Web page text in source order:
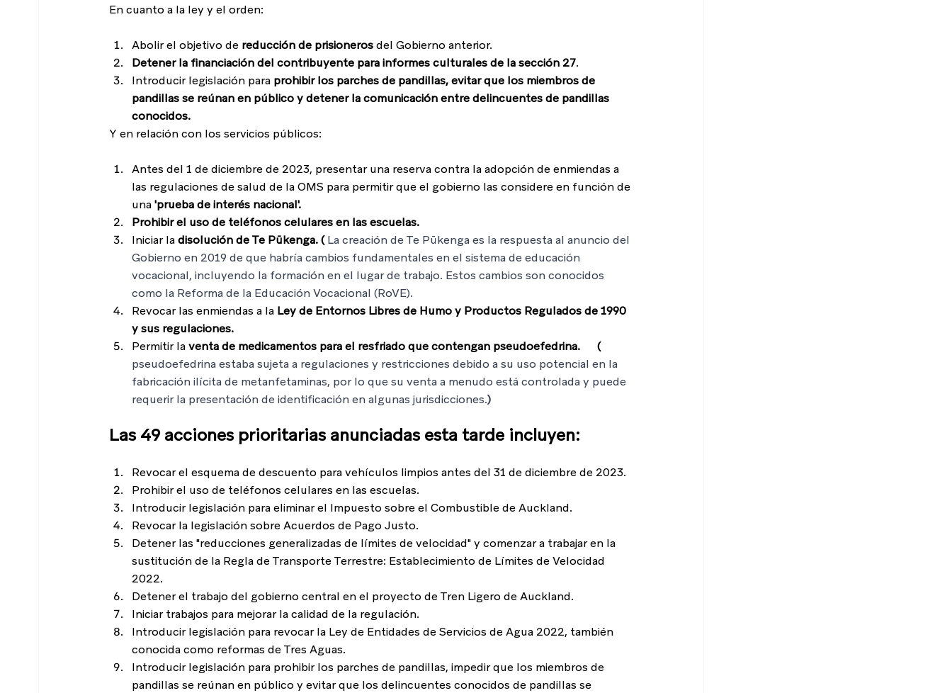
En cuanto a la ley y el orden:
Abolir el objetivo de reducción de prisioneros del Gobierno anterior.
Detener la financiación del contribuyente para informes culturales de la sección 27.
Introducir legislación para prohibir los parches de pandillas, evitar que los miembros de
pandillas se reúnan en público y detener la comunicación entre delincuentes de pandillas
conocidos.
Y en relación con los servicios públicos:
Antes del 1 de diciembre de 2023, presentar una reserva contra la adopción de enmiendas a
las regulaciones de salud de la OMS para permitir que el gobierno las considere en función de
una 'prueba de interés nacional'.
Prohibir el uso de teléfonos celulares en las escuelas.
Iniciar la disolución de Te Pūkenga. ( La creación de Te Pūkenga es la respuesta al anuncio del
Gobierno en 2019 de que habría cambios fundamentales en el sistema de educación
vocacional, incluyendo la formación en el lugar de trabajo. Estos cambios son conocidos
como la Reforma de la Educación Vocacional (RoVE).
Revocar las enmiendas a la Ley de Entornos Libres de Humo y Productos Regulados de 1990
y sus regulaciones.
Permitir la venta de medicamentos para el resfriado que contengan pseudoefedrina.      (
pseudoefedrina estaba sujeta a regulaciones y restricciones debido a su uso potencial en la
fabricación ilícita de metanfetaminas, por lo que su venta a menudo está controlada y puede
requerir la presentación de identificación en algunas jurisdicciones.)
Las 49 acciones prioritarias anunciadas esta tarde incluyen:
Revocar el esquema de descuento para vehículos limpios antes del 31 de diciembre de 2023.
Prohibir el uso de teléfonos celulares en las escuelas.
Introducir legislación para eliminar el Impuesto sobre el Combustible de Auckland.
Revocar la legislación sobre Acuerdos de Pago Justo.
Detener las "reducciones generalizadas de límites de velocidad" y comenzar a trabajar en la
sustitución de la Regla de Transporte Terrestre: Establecimiento de Límites de Velocidad
2022.
Detener el trabajo del gobierno central en el proyecto de Tren Ligero de Auckland.
Iniciar trabajos para mejorar la calidad de la regulación.
Introducir legislación para revocar la Ley de Entidades de Servicios de Agua 2022, también
conocida como reformas de Tres Aguas.
Introducir legislación para prohibir los parches de pandillas, impedir que los miembros de
pandillas se reúnan en público y evitar que los delincuentes conocidos de pandillas se